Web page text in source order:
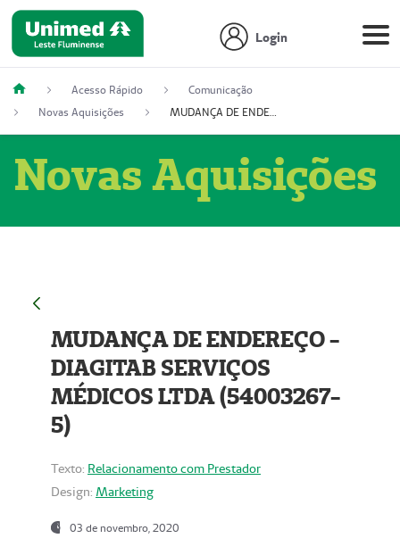
Login
Acesso Rápido
Comunicação
Novas Aquisições
MUDANÇA DE ENDEREÇO - DIAGITAB SERVIÇOS MÉDICOS LTDA (54003267-5)
Novas Aquisições
MUDANÇA DE ENDEREÇO -
DIAGITAB SERVIÇOS
MÉDICOS LTDA (54003267-
5)
Texto: Relacionamento com Prestador
Design: Marketing
03 de novembro, 2020